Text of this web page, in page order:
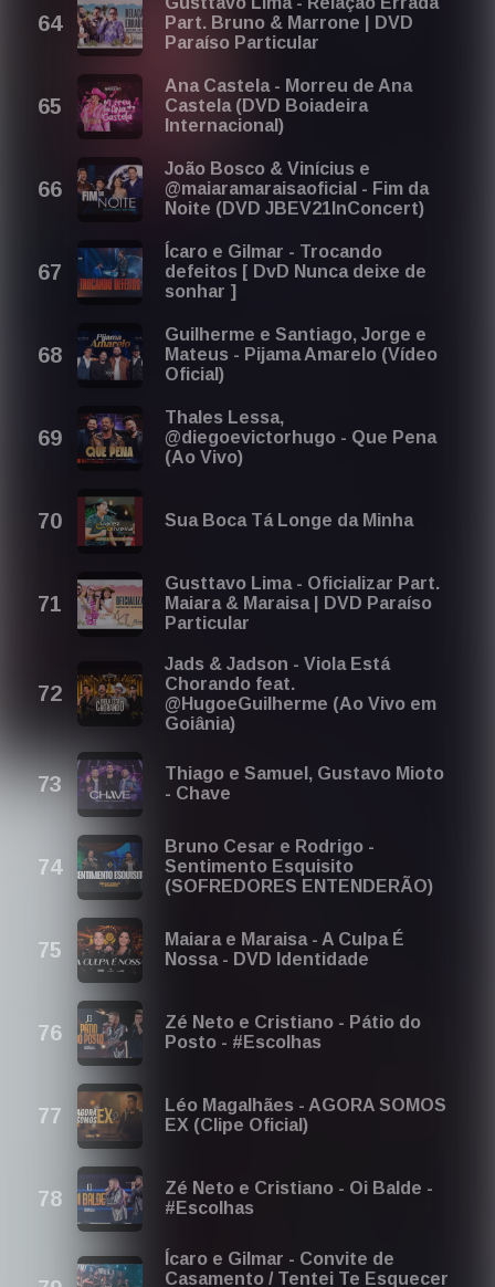
Part. Bruno & Marrone | DVD
Paraíso Particular
Ana Castela - Morreu de Ana
Castela (DVD Boiadeira
Internacional)
João Bosco & Vinícius e
@maiaramaraisaoficial - Fim da
Noite (DVD JBEV21InConcert)
Ícaro e Gilmar - Trocando
defeitos [ DvD Nunca deixe de
sonhar ]
Guilherme e Santiago, Jorge e
Mateus - Pijama Amarelo (Vídeo
Oficial)
Thales Lessa,
@diegoevictorhugo - Que Pena
(Ao Vivo)
Sua Boca Tá Longe da Minha
Gusttavo Lima - Oficializar Part.
Maiara & Maraisa | DVD Paraíso
Particular
Jads & Jadson - Viola Está
Chorando feat.
@HugoeGuilherme (Ao Vivo em
Goiânia)
Thiago e Samuel, Gustavo Mioto
- Chave
Bruno Cesar e Rodrigo -
Sentimento Esquisito
(SOFREDORES ENTENDERÃO)
Maiara e Maraisa - A Culpa É
Nossa - DVD Identidade
Zé Neto e Cristiano - Pátio do
Posto - #Escolhas
Léo Magalhães - AGORA SOMOS
EX (Clipe Oficial)
Zé Neto e Cristiano - Oi Balde -
#Escolhas
Ícaro e Gilmar - Convite de
Casamento / Tentei Te Esquecer